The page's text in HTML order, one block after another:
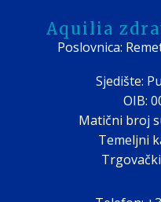
Aquilia
Poslovnica:
Sjedište:
OIB:
Matični broj
Temeljni